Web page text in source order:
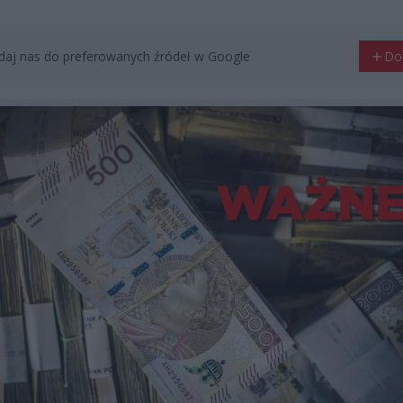
nas do preferowanych źródeł w Google